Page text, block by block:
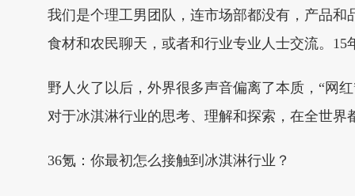
我们是个理工男团队，连市场部都没有，产品
食材和农民聊天，或者和行业专业人士交流。15
野人火了以后，外界很多声音偏离了本质，“网
对于冰淇淋行业的思考、理解和探索，在全世界
36氪：你最初怎么接触到冰淇淋行业？